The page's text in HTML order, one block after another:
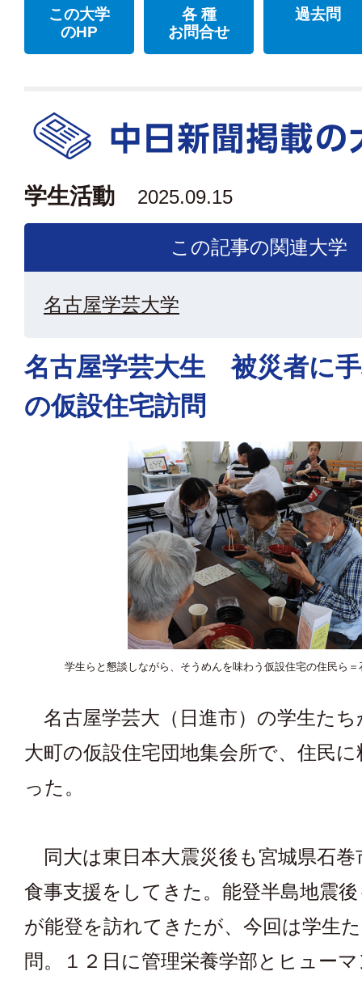
この大学
のHP
各 種
お問合せ
過去問
学生活動 2025.09.15
この記事の関連大学
名古屋学芸大学
名古屋学芸大生 被災者に
の仮設住宅訪問
学生らと懇談しながら、そうめんを味わう仮設住宅の住民ら
名古屋学芸大（日進市）の学生たち
大町の仮設住宅団地集会所で、住民
った。
同大は東日本大震災後も宮城県石巻
食事支援をしてきた。能登半島地震
が能登を訪れてきたが、今回は学生
問。１２日に管理栄養学部とヒュー